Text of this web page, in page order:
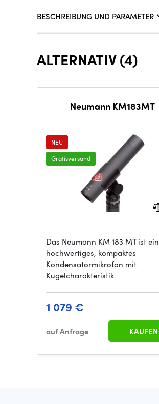
BESCHREIBUNG UND PARAMETER
ALTERNATIV (4)
Neumann KM183MT
NEU
Gratisversand
Das Neumann KM 183 MT ist ein
hochwertiges, kompaktes
Kondensatormikrofon mit
Kugelcharakteristik
1 079 €
auf Anfrage KAUFEN